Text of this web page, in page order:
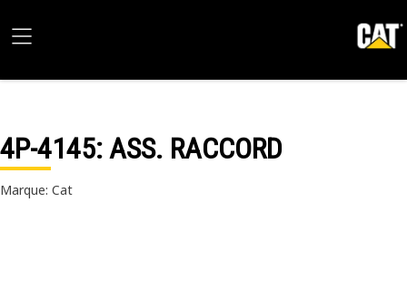
4P-4145: ASS. RACCORD
Marque: Cat